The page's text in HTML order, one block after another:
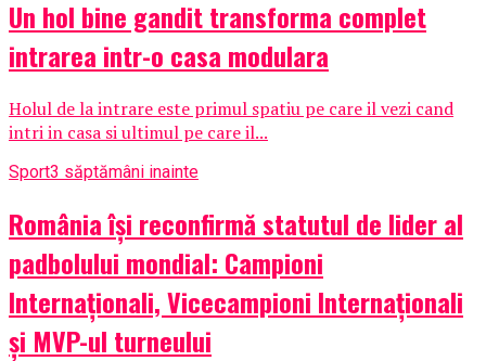
Un hol bine gandit transforma complet
intrarea intr-o casa modulara
Holul de la intrare este primul spatiu pe care il vezi cand
intri in casa si ultimul pe care il...
Sport3 săptămâni inainte
România își reconfirmă statutul de lider al
padbolului mondial: Campioni
Internaționali, Vicecampioni Internaționali
și MVP-ul turneului